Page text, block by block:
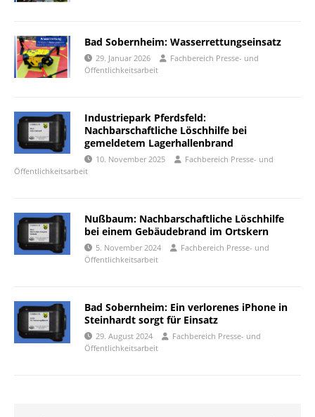
Bad Sobernheim: Wasserrettungseinsatz
29. Januar 2026
Fachbereich Presse- und
Öffentlichkeitsarbeit
Industriepark Pferdsfeld:
Nachbarschaftliche Löschhilfe bei
gemeldetem Lagerhallenbrand
10. November 2025
Fachbereich Presse- und
Öffentlichkeitsarbeit
Nußbaum: Nachbarschaftliche Löschhilfe
bei einem Gebäudebrand im Ortskern
5. November 2024
Fachbereich Presse- und
Öffentlichkeitsarbeit
Bad Sobernheim: Ein verlorenes iPhone in
Steinhardt sorgt für Einsatz
29. August 2024
Fachbereich Presse- und
Öffentlichkeitsarbeit